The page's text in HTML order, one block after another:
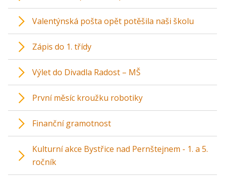
Valentýnská pošta opět potěšila naši školu
Zápis do 1. třídy
Výlet do Divadla Radost – MŠ
První měsíc kroužku robotiky
Finanční gramotnost
Kulturní akce Bystřice nad Pernštejnem - 1. a 5.
ročník